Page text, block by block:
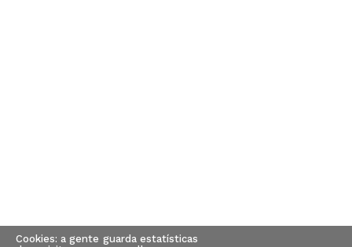
Cookies: a gente guarda estatísticas